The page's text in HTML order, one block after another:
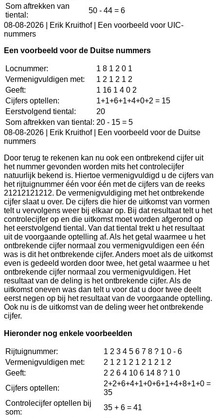
Som aftrekken van
tiental:
50 - 44 = 6
08-08-2026 |
Erik Kruithof | Een voorbeeld voor UIC-
nummers
Een voorbeeld voor de Duitse nummers
Locnummer:
1 8 1 2 0 1
Vermenigvuldigen met:
1 2 1 2 1 2
Geeft:
1 16 1 4 0 2
Cijfers optellen:
1+1+6+1+4+0+2 = 15
Eerstvolgend tiental:
20
Som aftrekken van tiental: 20 - 15 = 5
08-08-2026 |
Erik Kruithof | Een voorbeeld voor de Duitse
nummers
Door terug te rekenen kan nu ook een ontbrekend cijfer uit
het nummer gevonden worden mits het controlecijfer
natuurlijk bekend is. Hiertoe vermenigvuldigd u de cijfers van
het rijtuignummer één voor één met de cijfers van de reeks
21212121212. De vermenigvuldiging met het ontbrekende
cijfer slaat u over. De cijfers die hier de uitkomst van vormen
telt u vervolgens weer bij elkaar op. Bij dat resultaat telt u het
controlecijfer op en die uitkomst moet worden afgerond op
het eerstvolgend tiental. Van dat tiental trekt u het resultaat
uit de voorgaande optelling af. Als het getal waarmee u het
ontbrekende cijfer normaal zou vermenigvuldigen een één
was is dit het ontbrekende cijfer. Anders moet als de uitkomst
even is gedeeld worden door twee, het getal waarmee u het
ontbrekende cijfer normaal zou vermenigvuldigen. Het
resultaat van de deling is het ontbrekende cijfer. Als de
uitkomst oneven was dan telt u voor dat u door twee deelt
eerst negen op bij het resultaat van de voorgaande optelling.
Ook nu is de uitkomst van de deling weer het ontbrekende
cijfer.
Hieronder nog enkele voorbeelden
Rijtuignummer:
1 2 3 4 5 6 7 8 ? 1 0 - 6
Vermenigvuldigen met:
2 1 2 1 2 1 2 1 2 1 2
Geeft:
2 2 6 4 10 6 14 8 ? 1 0
Cijfers optellen:
2+2+6+4+1+0+6+1+4+8+1+0 =
35
Controlecijfer optellen bij
som:
35 + 6 = 41